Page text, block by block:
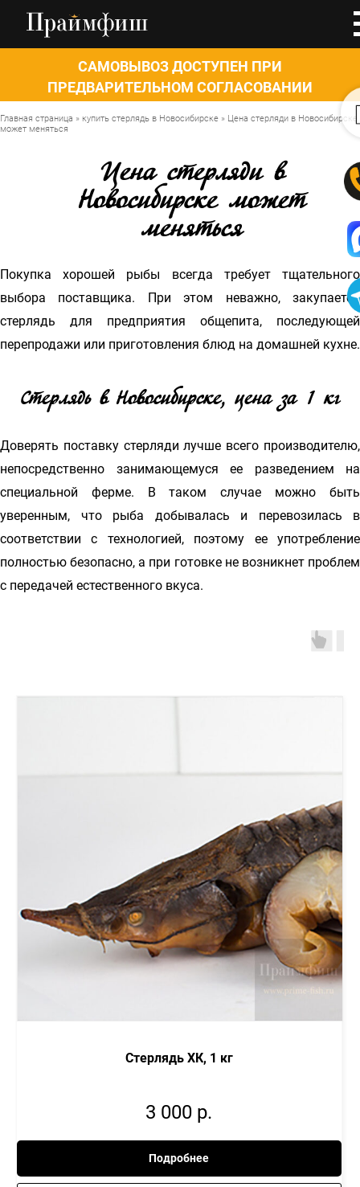
САМОВЫВОЗ ДОСТУПЕН ПРИ
ПРЕДВАРИТЕЛЬНОМ СОГЛАСОВАНИИ
Главная страница » купить стерлядь в Новосибирске » Цена стерляди в Новосибирске
может меняться
Цена стерляди в
Новосибирске может
меняться
Покупка хорошей рыбы всегда требует тщательного
выбора поставщика. При этом неважно, закупается
стерлядь для предприятия общепита, последующей
перепродажи или приготовления блюд на домашней кухне.
Стерлядь в Новосибирске, цена за 1 кг
Доверять поставку стерляди лучше всего производителю,
непосредственно занимающемуся ее разведением на
специальной ферме. В таком случае можно быть
уверенным, что рыба добывалась и перевозилась в
соответствии с технологией, поэтому ее употребление
полностью безопасно, а при готовке не возникнет проблем
с передачей естественного вкуса.
Стерлядь ХК, 1 кг
3 000 р.
Подробнее
0